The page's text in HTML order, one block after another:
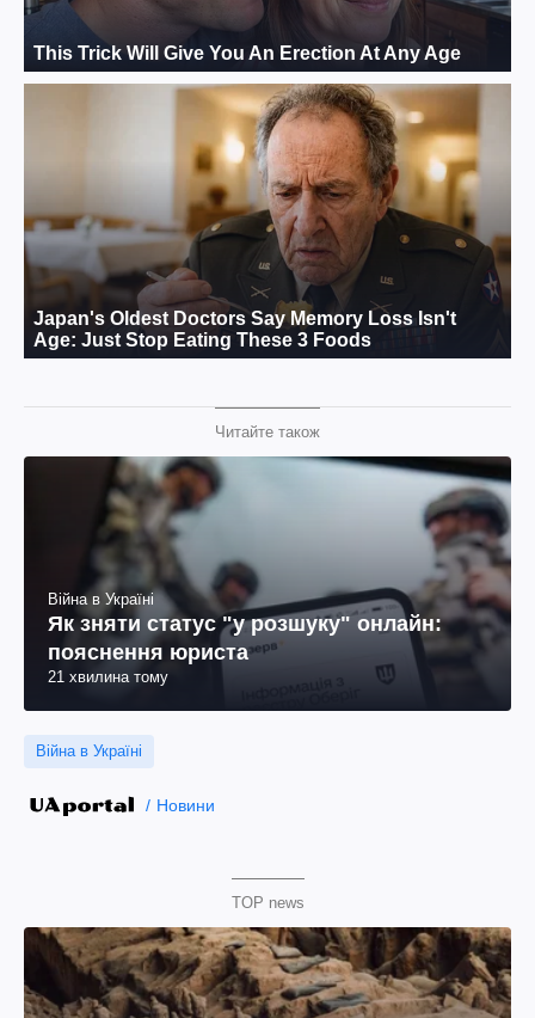
Читайте також
Війна в Україні
Як зняти статус "у розшуку" онлайн:
пояснення юриста
21 хвилина тому
Війна в Україні
Новини
TOP news